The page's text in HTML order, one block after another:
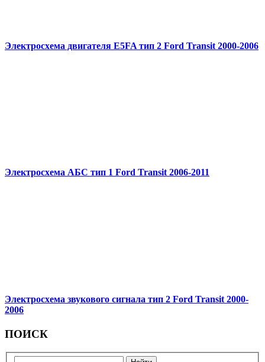
Электросхема двигателя E5FA тип 2 Ford Transit 2000-2006
Электросхема АБС тип 1 Ford Transit 2006-2011
Электросхема звукового сигнала тип 2 Ford Transit 2000-
2006
ПОИСК